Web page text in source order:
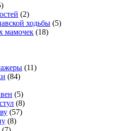
5
товаров
22
товара
ходьбы 55
мамочек 1818
1111
8484
55
товаров
88
товаров
5757
88